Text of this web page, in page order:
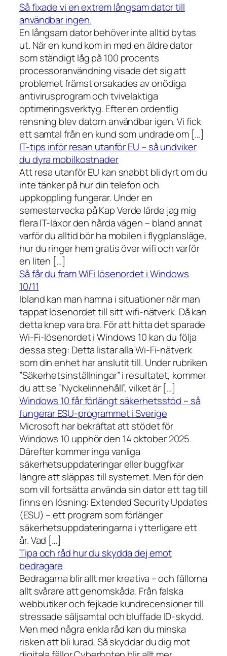
Så fixade vi en extrem långsam dator till
användbar ingen.
En långsam dator behöver inte alltid bytas
ut. När en kund kom in med en äldre dator
som ständigt låg på 100 procents
processoranvändning visade det sig att
problemet främst orsakades av onödiga
antivirusprogram och tvivelaktiga
optimeringsverktyg. Efter en ordentlig
rensning blev datorn användbar igen. Vi fick
ett samtal från en kund som undrade om […]
IT-tips inför resan utanför EU – så undviker
du dyra mobilkostnader
Att resa utanför EU kan snabbt bli dyrt om du
inte tänker på hur din telefon och
uppkoppling fungerar. Under en
semestervecka på Kap Verde lärde jag mig
flera IT-läxor den hårda vägen – bland annat
varför du alltid bör ha mobilen i flygplansläge,
hur du ringer hem gratis över wifi och varför
en liten […]
Så får du fram WiFi lösenordet i Windows
10/11
Ibland kan man hamna i situationer när man
tappat lösenordet till sitt wifi-nätverk. Då kan
detta knep vara bra. För att hitta det sparade
Wi-Fi-lösenordet i Windows 10 kan du följa
dessa steg: Detta listar alla Wi-Fi-nätverk
som din enhet har anslutit till. Under rubriken
”Säkerhetsinställningar” i resultatet, kommer
du att se ”Nyckelinnehåll”, vilket är […]
Windows 10 får förlängt säkerhetsstöd – så
fungerar ESU-programmet i Sverige
Microsoft har bekräftat att stödet för
Windows 10 upphör den 14 oktober 2025.
Därefter kommer inga vanliga
säkerhetsuppdateringar eller buggfixar
längre att släppas till systemet. Men för den
som vill fortsätta använda sin dator ett tag till
finns en lösning: Extended Security Updates
(ESU) – ett program som förlänger
säkerhetsuppdateringarna i ytterligare ett
år. Vad […]
Tipa och råd hur du skydda dej emot
bedragare
Bedragarna blir allt mer kreativa – och fällorna
allt svårare att genomskåda. Från falska
webbutiker och fejkade kundrecensioner till
stressade säljsamtal och bluffade ID-skydd.
Men med några enkla råd kan du minska
risken att bli lurad. Så skyddar du dig mot